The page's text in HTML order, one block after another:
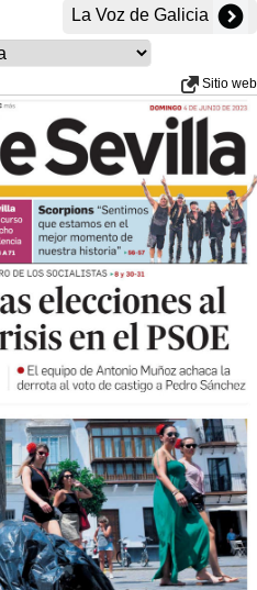
La Voz de Galicia
Sitio web